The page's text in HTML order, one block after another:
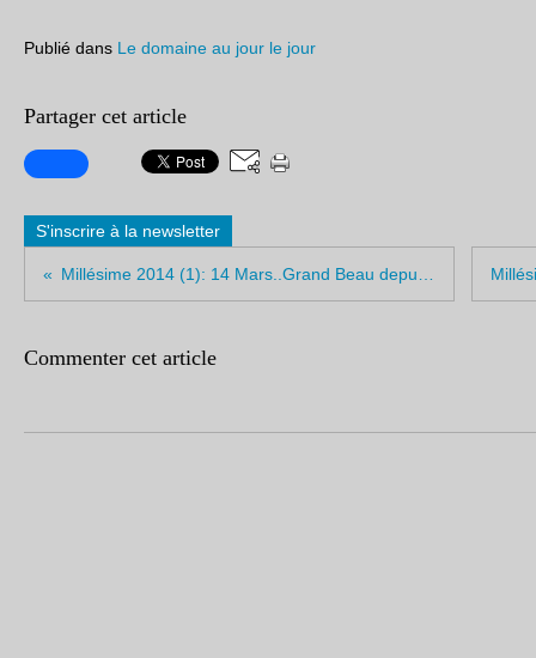
Publié dans Le domaine au jour le jour
Partager cet article
S'inscrire à la newsletter
Commenter cet article